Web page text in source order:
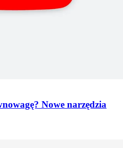
Nowe narzędzia